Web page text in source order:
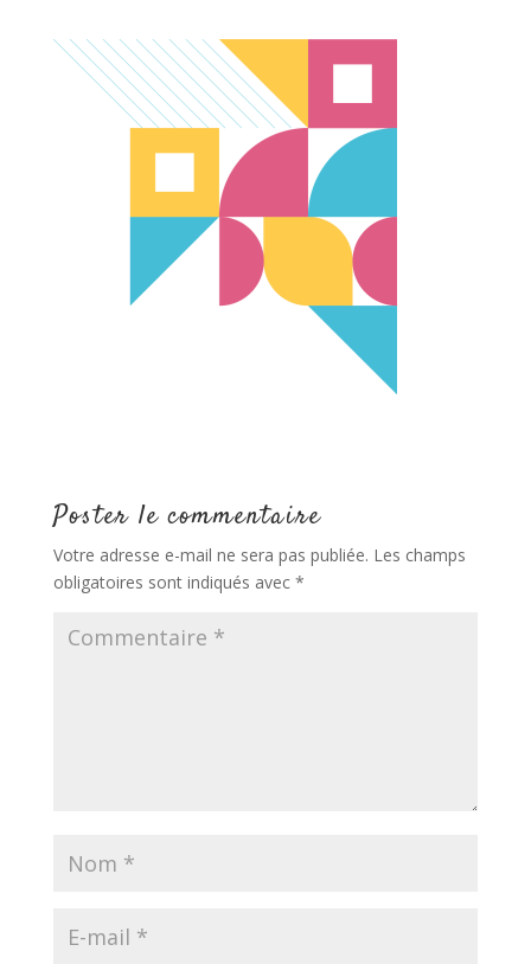
Poster le commentaire
Votre adresse e-mail ne sera pas publiée. Les champs
obligatoires sont indiqués avec *